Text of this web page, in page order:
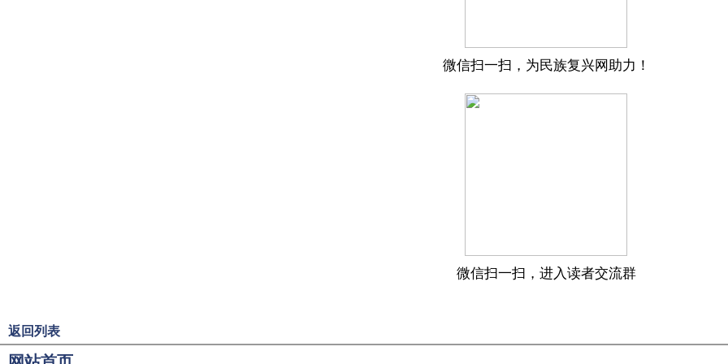
微信扫一扫，为民族复兴网助力！
微信扫一扫，进入读者交流群
返回列表